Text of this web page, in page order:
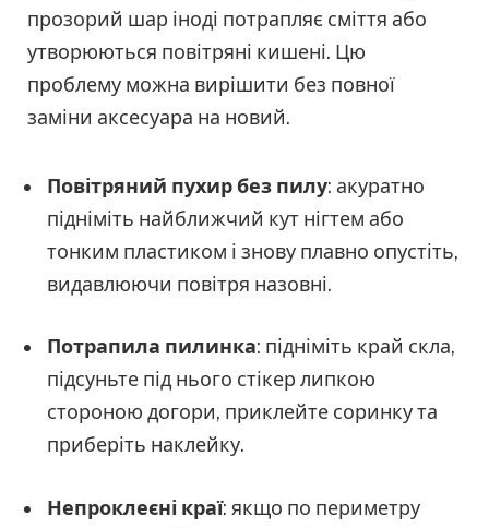
прозорий шар іноді потрапляє сміття або
утворюються повітряні кишені. Цю
проблему можна вирішити без повної
заміни аксесуара на новий.
Повітряний пухир без пилу: акуратно
підніміть найближчий кут нігтем або
тонким пластиком і знову плавно опустіть,
видавлюючи повітря назовні.
Потрапила пилинка: підніміть край скла,
підсуньте під нього стікер липкою
стороною догори, приклейте соринку та
приберіть наклейку.
Непроклеєні краї: якщо по периметру